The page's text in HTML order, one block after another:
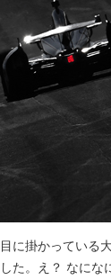
に掛かっている
た。え？ なにな